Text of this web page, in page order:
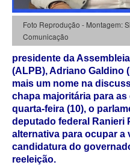
Foto Reprodução - Montagem:
Comunicação
presidente da
(ALPB), Adriano Galdino
mais um nome na
chapa majoritária para as
quarta-feira (10), o
deputado federal Ranieri
alternativa para ocupar a
candidatura do
reeleição.